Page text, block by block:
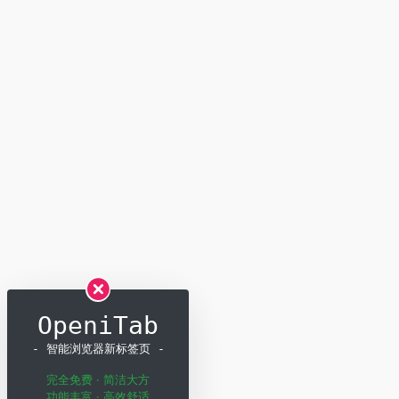
OpeniTab
- 智能浏览器新标签页 -
完全免费 · 简洁大方